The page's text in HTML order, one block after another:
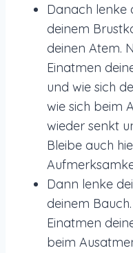
Danach lenke
deinem
deinen Atem.
Einatmen
und wie sich
wie sich beim
wieder senkt
Bleibe auch
Dann lenke
deinem
Einatmen
beim